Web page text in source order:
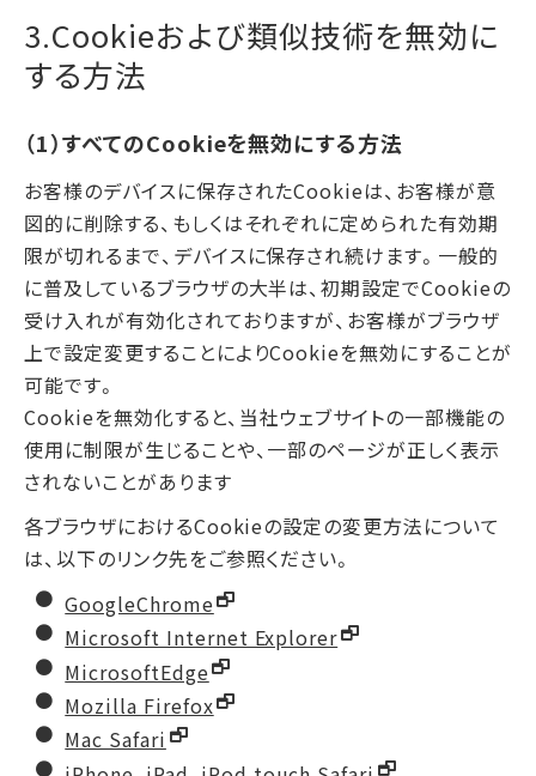
3.Cookieおよび類似技術を無効に
する方法
（1）すべてのCookieを無効にする方法
お客様のデバイスに保存されたCookieは、お客様が意
図的に削除する、もしくはそれぞれに定められた有効期
限が切れるまで、デバイスに保存され続けます。一般的
に普及しているブラウザの大半は、初期設定でCookieの
受け入れが有効化されておりますが、お客様がブラウザ
上で設定変更することによりCookieを無効にすることが
可能です。
Cookieを無効化すると、当社ウェブサイトの一部機能の
使用に制限が生じることや、一部のページが正しく表示
されないことがあります
各ブラウザにおけるCookieの設定の変更方法について
は、以下のリンク先をご参照ください。
GoogleChrome
Microsoft Internet Explorer
MicrosoftEdge
Mozilla Firefox
Mac Safari